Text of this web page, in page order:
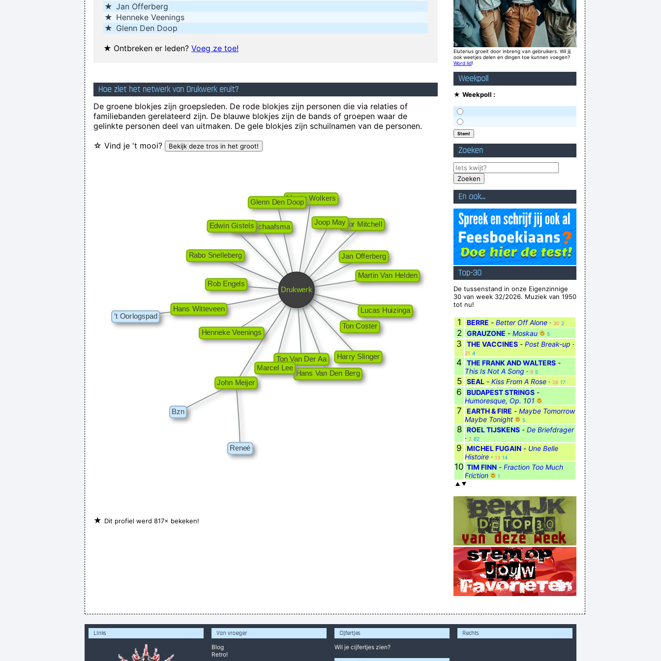
★ Jan Offerberg
★ Henneke Veenings
★ Glenn Den Doop
★ Ontbreken er leden? Voeg ze toe!
Hoe ziet het netwerk van Drukwerk eruit?
De groene blokjes zijn groepsleden. De rode blokjes zijn personen die via relaties of
familiebanden gerelateerd zijn. De blauwe blokjes zijn de bands of groepen waar de
gelinkte personen deel van uitmaken. De gele blokjes zijn schuilnamen van de personen.
☆ Vind je 't mooi?
★ Dit profiel werd 817× bekeken!
Eluterius groeit door inbreng van gebruikers. Wil jij
ook weetjes delen en dingen toe kunnen voegen?
Word lid!
Weekpoll
★ Weekpoll :
Zoeken
En ook...
Top-30
De tussenstand in onze Eigenzinnige
30 van week 32/2026. Muziek van 1950
tot nu!
1 BERRE - Better Off Alone · 30 2
2 GRAUZONE - Moskau 5
3 THE VACCINES - Post Break-up ·
21 4
4 THE FRANK AND WALTERS -
This Is Not A Song · 9 5
5 SEAL - Kiss From A Rose · 28 17
6 BUDAPEST STRINGS -
Humoresque, Op. 101
7 EARTH & FIRE - Maybe Tomorrow
Maybe Tonight
5
8 ROEL TIJSKENS - De Briefdrager
· 2 82
9 MICHEL FUGAIN - Une Belle
Histoire · 13 14
10 TIM FINN - Fraction Too Much
Friction
1
Links
Van vroeger
Blog
Retro!
Cijfertjes
Wil je cijfertjes zien?
Rechts